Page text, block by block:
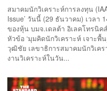
สมาคมนักวิเคราะห์การลงทุน
Issue’ วันนี้ (29 ธันวาคม) เวลา
ของหุ้น บมจ.เดลต้า อิเลคโทรนิค
หัวข้อ ‘มุมคิดนักวิเคราะห์ เจาะ
วุฒิชัย เลขาธิการสมาคมนักวิเค
งานวิเคราะห์ในวัน...